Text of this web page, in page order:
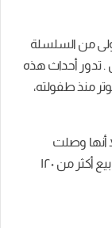
من السلسلة
. تدور أحداث هذه
منذ طفولته،
من نشر هذه القصة فى عام ١٩٩٧ إلا أنها وصلت
لقائمة الروايات الأكثر مبيعا حتى يومنا هذا، و تم بيع أكثر من ١٢۰